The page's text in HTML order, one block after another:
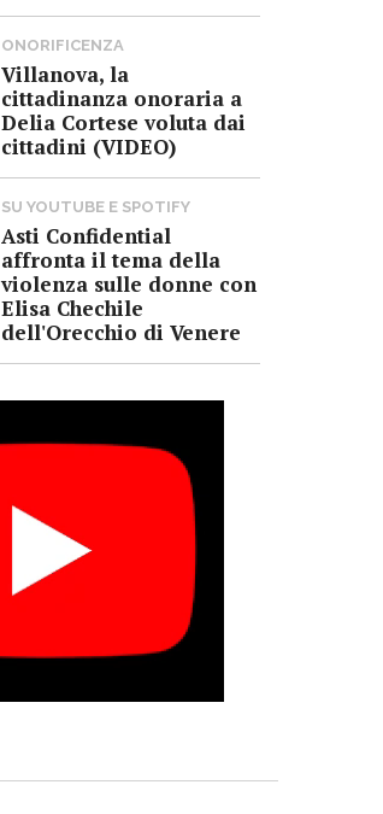
ONORIFICENZA
Villanova, la
cittadinanza onoraria a
Delia Cortese voluta dai
cittadini (VIDEO)
SU YOUTUBE E SPOTIFY
Asti Confidential
affronta il tema della
violenza sulle donne con
Elisa Chechile
dell'Orecchio di Venere